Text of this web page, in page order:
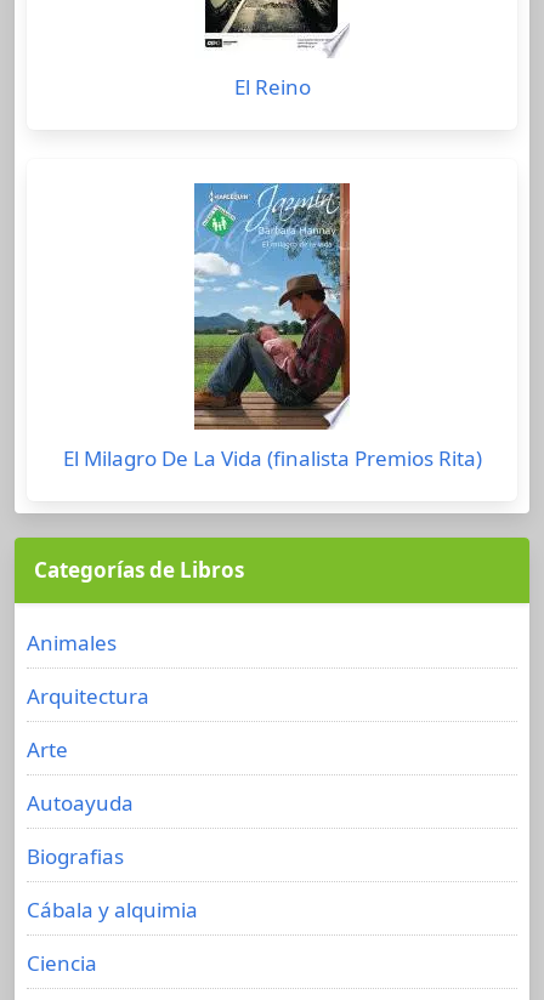
El Reino
El Milagro De La Vida (finalista Premios Rita)
Categorías de Libros
Animales
Arquitectura
Arte
Autoayuda
Biografias
Cábala y alquimia
Ciencia